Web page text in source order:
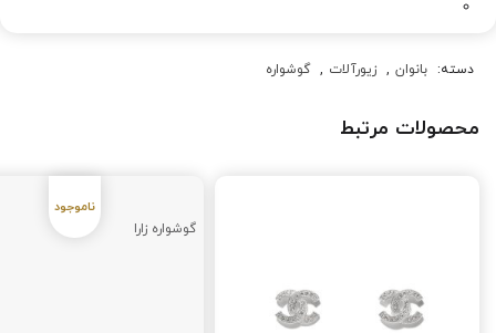
دسته: بانوان , زیورآلات , گوشواره
محصولات مرتبط
گوشواره زارا